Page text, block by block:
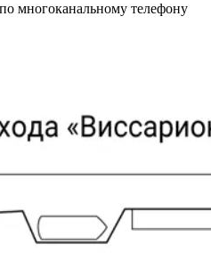
многоканальному телефону